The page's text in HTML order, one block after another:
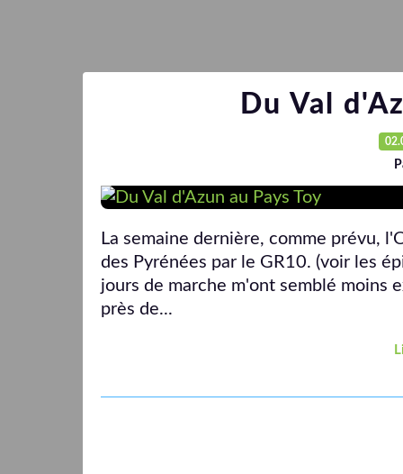
Du Val
La semaine dernière, comme prévu,
des Pyrénées par le GR10. (voir les
jours de marche m'ont semblé moins
près de...